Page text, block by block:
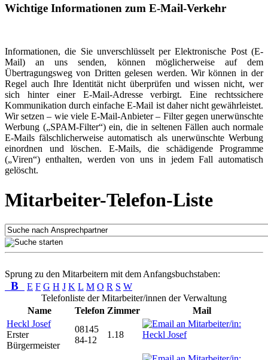
Wichtige Informationen zum E-Mail-Verkehr
Informationen, die Sie unverschlüsselt per Elektronische Post (E-
Mail) an uns senden, können möglicherweise auf dem
Übertragungsweg von Dritten gelesen werden. Wir können in der
Regel auch Ihre Identität nicht überprüfen und wissen nicht, wer
sich hinter einer E-Mail-Adresse verbirgt. Eine rechtssichere
Kommunikation durch einfache E-Mail ist daher nicht gewährleistet.
Wir setzen – wie viele E-Mail-Anbieter – Filter gegen unerwünschte
Werbung („SPAM-Filter“) ein, die in seltenen Fällen auch normale
E-Mails fälschlicherweise automatisch als unerwünschte Werbung
einordnen und löschen. E-Mails, die schädigende Programme
(„Viren“) enthalten, werden von uns in jedem Fall automatisch
gelöscht.
Mitarbeiter-Telefon-Liste
Sprung zu den Mitarbeitern mit dem Anfangsbuchstaben:
B E F G H J K L M O R S W
Telefonliste der Mitarbeiter/innen der Verwaltung
Name
Telefon Zimmer
Mail
Heckl Josef
Erster
Bürgermeister
08145
84-12
1.18